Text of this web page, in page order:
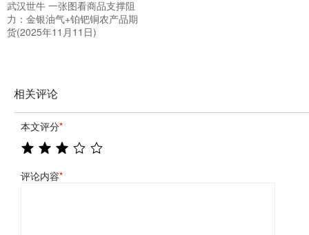
武汉世牛 一张图看商品支撑阻
力：金银油气+铂钯铜农产品期
货(2025年11月11日)
相关评论
本文评分*
评论内容*